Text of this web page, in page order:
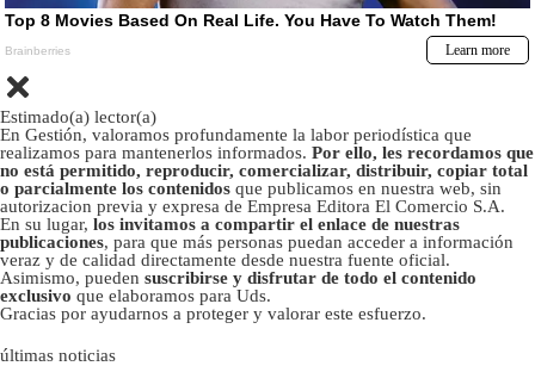
Estimado(a) lector(a)
En Gestión, valoramos profundamente la labor periodística que
realizamos para mantenerlos informados. Por ello, les recordamos que
no está permitido, reproducir, comercializar, distribuir, copiar total
o parcialmente los contenidos que publicamos en nuestra web, sin
autorizacion previa y expresa de Empresa Editora El Comercio S.A.
En su lugar, los invitamos a compartir el enlace de nuestras
publicaciones, para que más personas puedan acceder a información
veraz y de calidad directamente desde nuestra fuente oficial.
Asimismo, pueden suscribirse y disfrutar de todo el contenido
exclusivo que elaboramos para Uds.
Gracias por ayudarnos a proteger y valorar este esfuerzo.
últimas noticias